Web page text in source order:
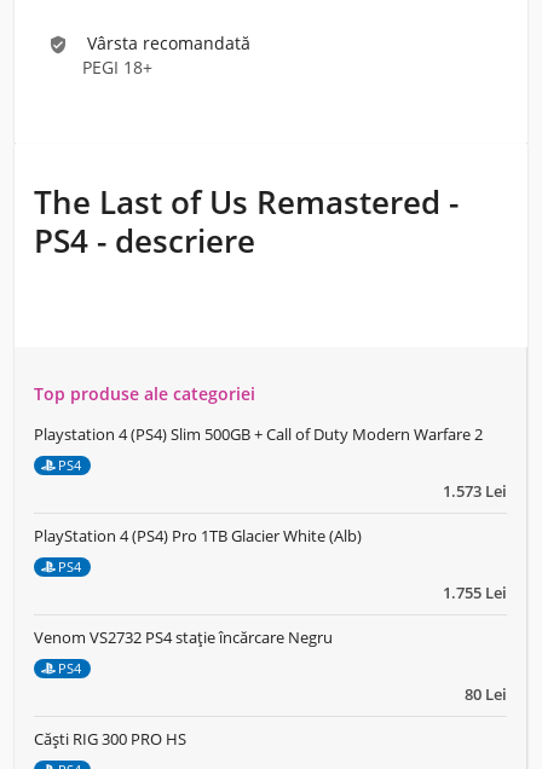
verified_user
Vârsta recomandată
PEGI 18+
The Last of Us Remastered -
PS4 - descriere
Top produse ale categoriei
1.573 Lei
Playstation 4 (PS4) Slim 500GB + Call of Duty Modern Warfare 2
PS4
1.755 Lei
PlayStation 4 (PS4) Pro 1TB Glacier White (Alb)
PS4
80 Lei
Venom VS2732 PS4 stație încărcare Negru
PS4
Căști RIG 300 PRO HS